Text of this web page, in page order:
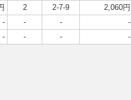
2 2-7-9 2,060円
- - - -
- - - -